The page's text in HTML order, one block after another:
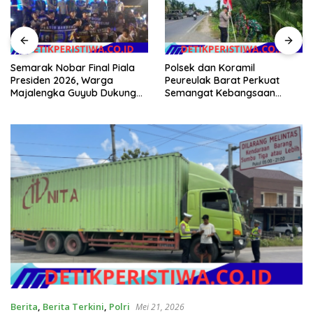
Semarak Nobar Final Piala
Presiden 2026, Warga
Majalengka Guyub Dukung
Polsek dan Koramil
Peureulak Barat Perkuat
Semangat Kebangsaan
Berita, Berita Terkini, Polri Mei 21, 2026